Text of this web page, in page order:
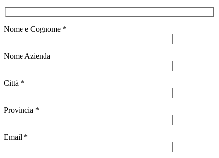
Nome e Cognome *
Nome Azienda
Città *
Provincia *
Email *